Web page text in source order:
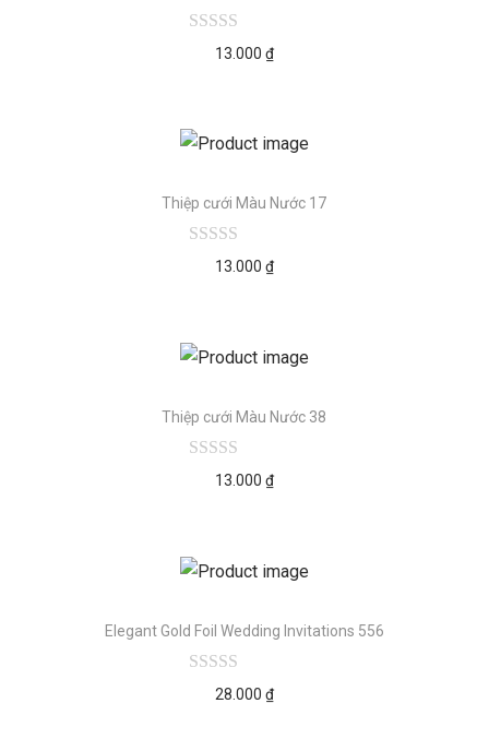
13.000 ₫
Thiệp cưới Màu Nước 17
13.000 ₫
Thiệp cưới Màu Nước 38
13.000 ₫
Elegant Gold Foil Wedding Invitations 556
28.000 ₫